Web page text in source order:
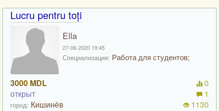
Lucru pentru toți
Ella
27-06-2020 19:45
Специализация: Работа для студентов;
3000 MDL
открыт
город: Кишинёв
0
1
1130